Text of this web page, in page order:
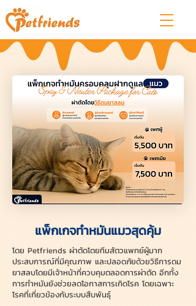
แพ็กเกจทำหมันแมวสุดคุ้ม
โดย Petfriends ผ่าตัดโดยทีมสัตวแพทย์ผู้มาก
ประสบการณ์ที่มีคุณภาพ และปลอดภัยด้วยวิธีการดม
ยาสลบโดยมีเจ้าหน้าที่ควบคุมตลอดการผ่าตัด อีกทั้ง
การทำหมันยังช่วยลดโอกาสการเกิดโรค โดยเฉพาะ
โรคที่เกี่ยวข้องกับระบบสืบพันธุ์